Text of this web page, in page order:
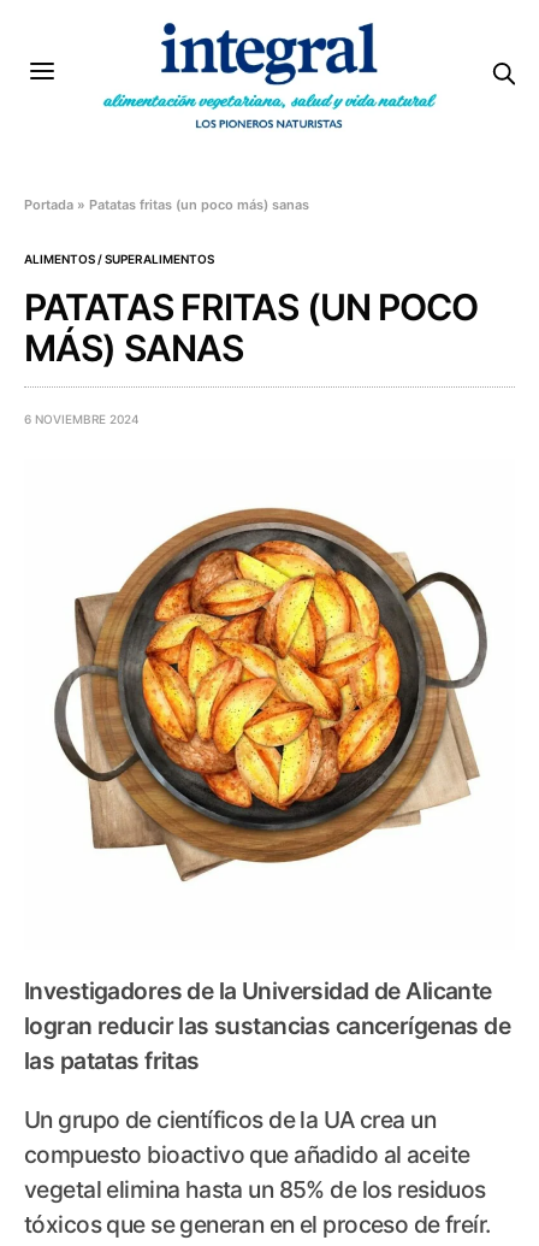
Portada » Patatas fritas (un poco más) sanas
ALIMENTOS / SUPERALIMENTOS
PATATAS FRITAS (UN POCO
MÁS) SANAS
6 NOVIEMBRE 2024
Investigadores de la Universidad de Alicante
logran reducirlas sustancias cancerígenas de
las patatas fritas
Un grupo de científicos de la UA crea un
compuesto bioactivo que añadido al aceite
vegetal elimina hasta un 85% de los residuos
tóxicos que se generan en el proceso de freír.